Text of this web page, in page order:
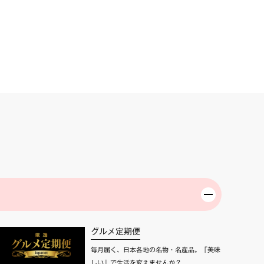
グルメ定期便
毎月届く、日本各地の名物・名産品。「美味